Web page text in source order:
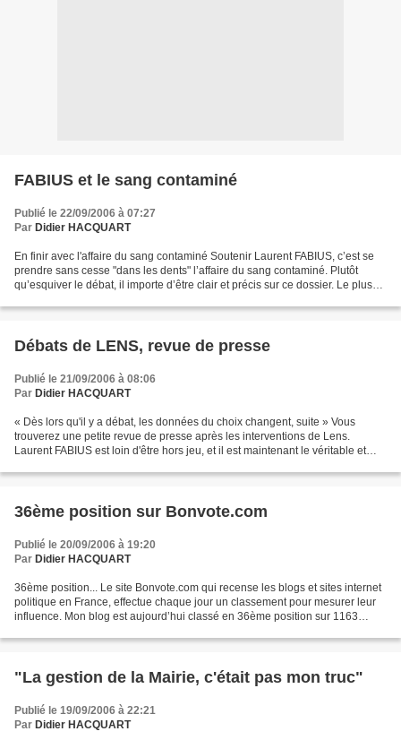
FABIUS et le sang contaminé
Publié le 22/09/2006 à 07:27
Par Didier HACQUART
En finir avec l'affaire du sang contaminé Soutenir Laurent FABIUS, c’est se
prendre sans cesse "dans les dents" l’affaire du sang contaminé. Plutôt
qu’esquiver le débat, il importe d’être clair et précis sur ce dossier. Le plus
Débats de LENS, revue de presse
Publié le 21/09/2006 à 08:06
Par Didier HACQUART
« Dès lors qu'il y a débat, les données du choix changent, suite » Vous
trouverez une petite revue de presse après les interventions de Lens.
Laurent FABIUS est loin d'être hors jeu, et il est maintenant le véritable et
36ème position sur Bonvote.com
Publié le 20/09/2006 à 19:20
Par Didier HACQUART
36ème position... Le site Bonvote.com qui recense les blogs et sites internet
politique en France, effectue chaque jour un classement pour mesurer leur
influence. Mon blog est aujourd’hui classé en 36ème position sur 1163
"La gestion de la Mairie, c'était pas mon truc"
Publié le 19/09/2006 à 22:21
Par Didier HACQUART